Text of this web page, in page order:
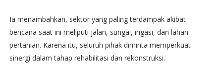
Ia menambahkan, sektor yang paling terdampak akibat
bencana saat ini meliputi jalan, sungai, irigasi, dan lahan
pertanian. Karena itu, seluruh pihak diminta memperkuat
sinergi dalam tahap rehabilitasi dan rekonstruksi.